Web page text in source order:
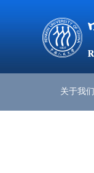
关于我们